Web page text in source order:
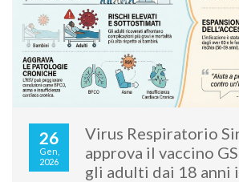
26
Gen,
2026
Virus Respiratorio
approva il vaccino
gli adulti dai 18 anni